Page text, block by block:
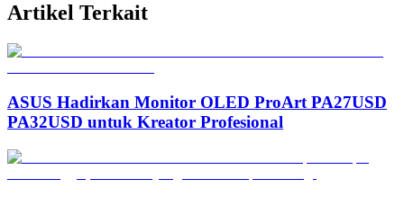
Artikel Terkait
ASUS Hadirkan Monitor OLED ProArt PA27USD
PA32USD untuk Kreator Profesional